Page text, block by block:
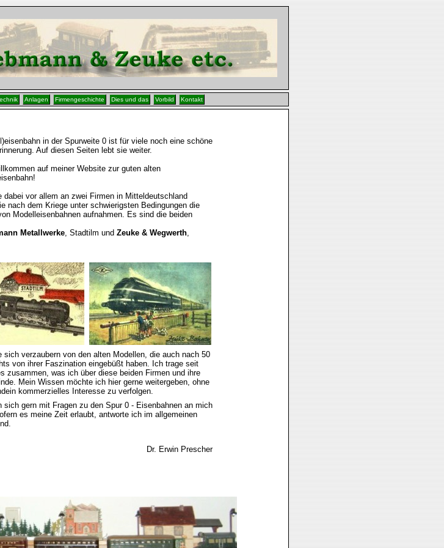
Anlagen Firmengeschichte Dies und das Vorbild Kontakt
in der Spurweite 0 ist für viele noch eine schöne
Auf diesen Seiten lebt sie weiter.
auf meiner Website zur guten alten
dabei vor allem an zwei Firmen in Mitteldeutschland
nach dem Kriege unter schwierigsten Bedingungen die
Modelleisenbahnen aufnahmen. Es sind die beiden
Metallwerke, Stadtilm und Zeuke & Wegwerth,
sich verzaubern von den alten Modellen, die auch nach 50
von ihrer Faszination eingebüßt haben. Ich trage seit
zusammen, was ich über diese beiden Firmen und ihre
Mein Wissen möchte ich hier gerne weitergeben, ohne
kommerzielles Interesse zu verfolgen.
sich gern mit Fragen zu den Spur 0 - Eisenbahnen an mich
es meine Zeit erlaubt, antworte ich im allgemeinen
Dr. Erwin Prescher